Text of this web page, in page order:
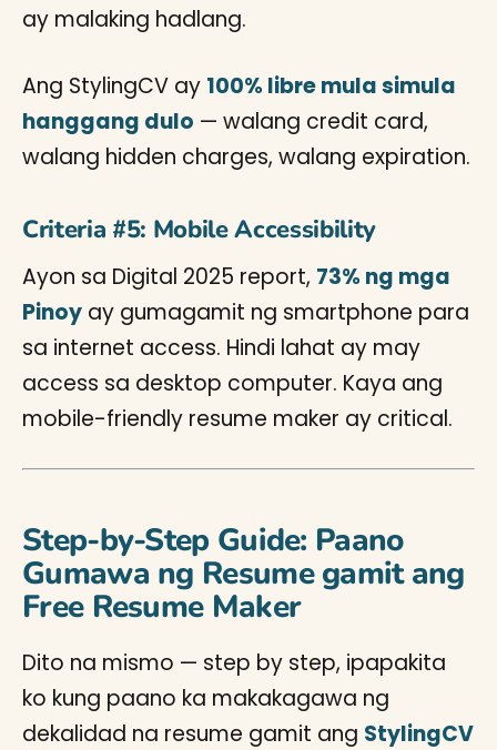
ay malaking hadlang.
Ang StylingCV ay 100% libre mula simula
hanggang dulo — walang credit card,
walang hidden charges, walang expiration.
Criteria #5: Mobile Accessibility
Ayon sa Digital 2025 report, 73% ng mga
Pinoy ay gumagamit ng smartphone para
sa internet access. Hindi lahat ay may
access sa desktop computer. Kaya ang
mobile-friendly resume maker ay critical.
Step-by-Step Guide: Paano
Gumawa ng Resume gamit ang
Free Resume Maker
Dito na mismo — step by step, ipapakita
ko kung paano ka makakagawa ng
dekalidad na resume gamit ang StylingCV